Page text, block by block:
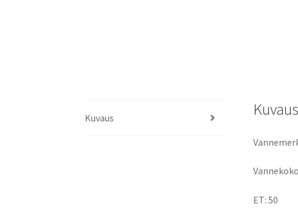
Kuvaus Kuvaus
ET: 50